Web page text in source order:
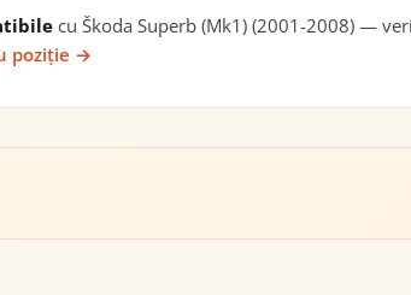
cu Škoda Superb (Mk1) (2001-2008) —
poziție →